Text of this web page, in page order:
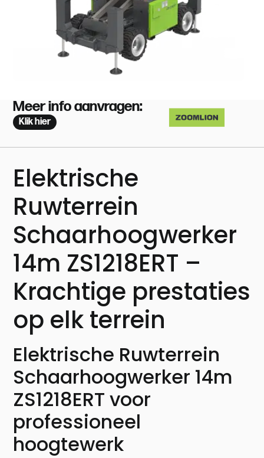
Meer info aanvragen:
Klik hier
Elektrische
Ruwterrein
Schaarhoogwerker
14m ZS1218ERT –
Krachtige prestaties
op elk terrein
Elektrische Ruwterrein
Schaarhoogwerker 14m
ZS1218ERT voor
professioneel
hoogtewerk